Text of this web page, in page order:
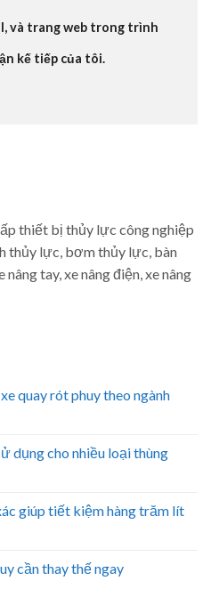
và trang web trong trình
kế tiếp của tôi.
thiết bị thủy lực công nghiệp
thủy lực, bơm thủy lực, bàn
tay, xe nâng điện, xe nâng
quay rót phuy theo ngành
dụng cho nhiều loại thùng
giúp tiết kiệm hàng trăm lít
cần thay thế ngay